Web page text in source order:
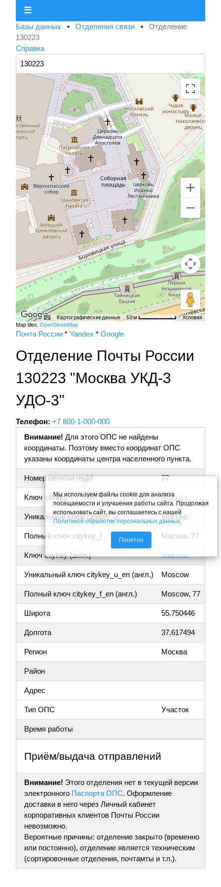
☰
Базы данных • Отделения связи • Отделение
130223
Справка
Картографические данные 50 м Условия
Map tiles: OpenStreetMap
Почта России * Yandex * Google
Отделение Почты России
130223 "Москва УКД-3
УДО-3"
Телефон: +7 800-1-000-000
Внимание! Для этого ОПС не найдены
координаты. Поэтому вместо координат ОПС
указаны координаты центра населенного пункта.
Номер региона regid 77
Ключ citykey Москва
Уникальный ключ citykey_u Москва
Полный ключ citykey_f Москва, 77
Ключ citykey (англ.) Moscow
Уникальный ключ citykey_u_en (англ.) Moscow
Полный ключ citykey_f_en (англ.) Moscow, 77
Широта 55.750446
Долгота 37.617494
Регион Москва
Район
Адрес
Тип ОПС Участок
Время работы
Приём/выдача отправлений
Внимание! Этого отделения нет в текущей версии
электронного Паспорта ОПС. Оформление
доставки в него через Личный кабинет
корпоративных клиентов Почты России
невозможно.
Вероятные причины: отделение закрыто (временно
или постоянно), отделение является техническим
(сортировочные отделения, почтамты и т.п.).
Мы используем файлы cookie для анализа
посещаемости и улучшения работы сайта. Продолжая
использовать сайт, вы соглашаетесь с нашей
Политикой обработки персональных данных.
Понятно